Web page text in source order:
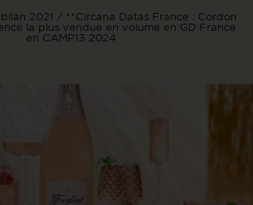
2021 / **Circana Datas France : Cordon
la plus vendue en volume en GD France
en CAMP13 2024